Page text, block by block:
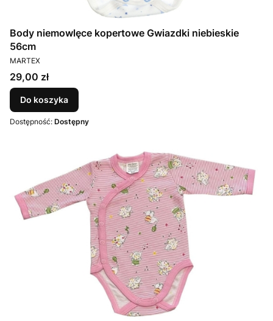
Body niemowlęce kopertowe Gwiazdki niebieskie
56cm
PRODUCENT
MARTEX
Cena
29,00 zł
Do koszyka
Dostępność: Dostępny